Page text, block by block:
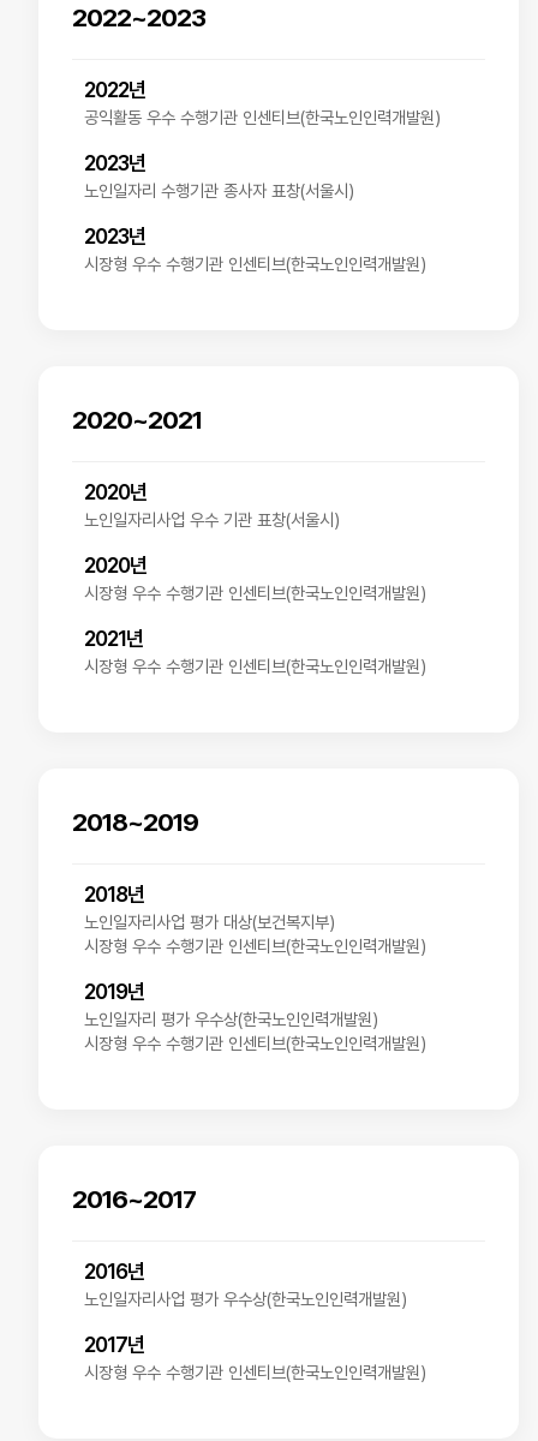
2022~2023
2022년
공익활동 우수 수행기관 인센티브(한국노인인력개발원)
2023년
노인일자리 수행기관 종사자 표창(서울시)
2023년
시장형 우수 수행기관 인센티브(한국노인인력개발원)
2020~2021
2020년
노인일자리사업 우수 기관 표창(서울시)
2020년
시장형 우수 수행기관 인센티브(한국노인인력개발원)
2021년
시장형 우수 수행기관 인센티브(한국노인인력개발원)
2018~2019
2018년
노인일자리사업 평가 대상(보건복지부)
시장형 우수 수행기관 인센티브(한국노인인력개발원)
2019년
노인일자리 평가 우수상(한국노인인력개발원)
시장형 우수 수행기관 인센티브(한국노인인력개발원)
2016~2017
2016년
노인일자리사업 평가 우수상(한국노인인력개발원)
2017년
시장형 우수 수행기관 인센티브(한국노인인력개발원)